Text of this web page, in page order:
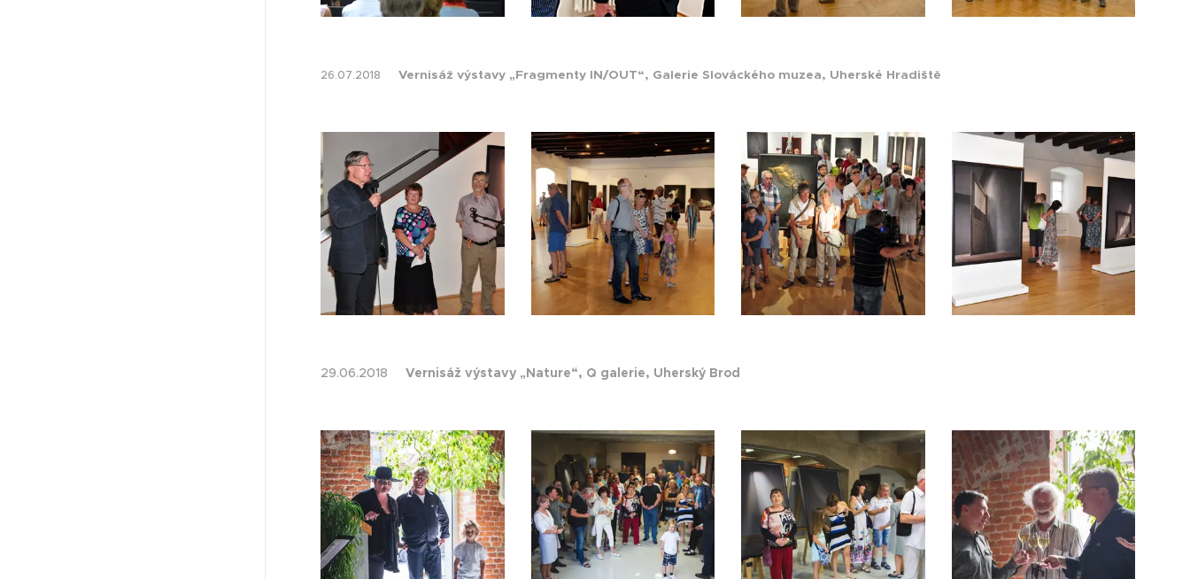
26.07.2018 Vernisáž výstavy „Fragmenty IN/OUT“, Galerie Slováckého muzea, Uherské Hradiště
29.06.2018 Vernisáž výstavy „Nature“, Q galerie, Uherský Brod